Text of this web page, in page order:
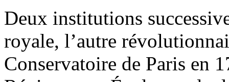
Deux institutions
royale, l’autre
Conservatoire de Paris en